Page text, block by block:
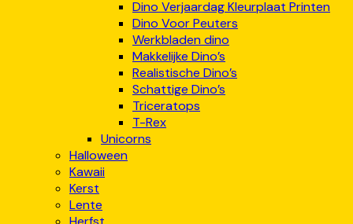
Dino Verjaardag Kleurplaat Printen
Dino Voor Peuters
Werkbladen dino
Makkelijke Dino’s
Realistische Dino’s
Schattige Dino’s
Triceratops
T-Rex
Unicorns
Halloween
Kawaii
Kerst
Lente